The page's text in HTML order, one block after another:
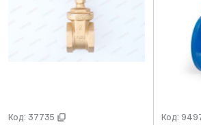
Код: 37735 Код: